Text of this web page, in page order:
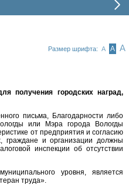
Размер шрифта: А А А
получения городских наград,
письма, Благодарности либо
или Мэра города Вологды
от предприятия и согласию
граждане и организации должны
инспекции об отсутствии
уровня, является
труда».